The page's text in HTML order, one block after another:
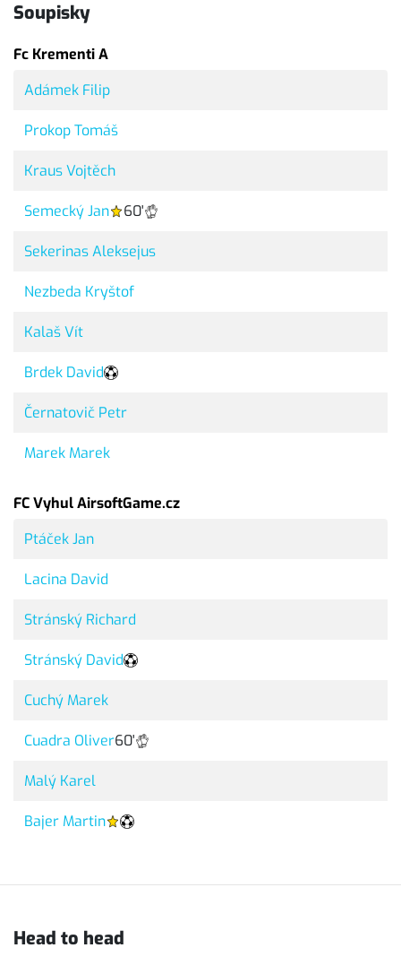
Soupisky
Fc Krementi A
Adámek Filip
Prokop Tomáš
Kraus Vojtěch
Semecký Jan 60'
Sekerinas Aleksejus
Nezbeda Kryštof
Kalaš Vít
Brdek David
Černatovič Petr
Marek Marek
FC Vyhul AirsoftGame.cz
Ptáček Jan
Lacina David
Stránský Richard
Stránský David
Cuchý Marek
Cuadra Oliver60'
Malý Karel
Bajer Martin
Head to head